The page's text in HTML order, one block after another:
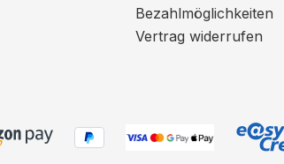
Bezahlmöglichkeiten
Vertrag widerrufen